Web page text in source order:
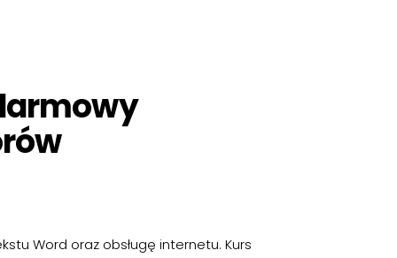
Word oraz obsługę internetu. Kurs